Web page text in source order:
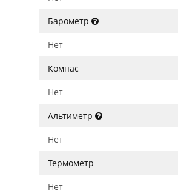
Барометр
Нет
Компас
Нет
Альтиметр
Нет
Термометр
Нет